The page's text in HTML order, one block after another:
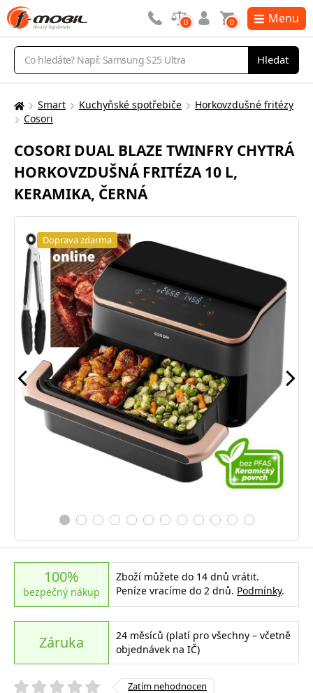
Vyhledávání
Hledat
0 0 Menu
Zde
nacházíte:
Smart Kuchyňské spotřebiče
Horkovzdušné fritézy
Cosori
COSORI DUAL BLAZE TWINFRY CHYTRÁ
HORKOVZDUŠNÁ FRITÉZA 10 L,
KERAMIKA, ČERNÁ
Doprava zdarma
100%
bezpečný nákup
Zboží můžete do 14 dnů vrátit.
Peníze vracíme do 2 dnů. Podmínky.
Záruka
24 měsíců (platí pro všechny – včetně
objednávek na IČ)
Zatím nehodnocen